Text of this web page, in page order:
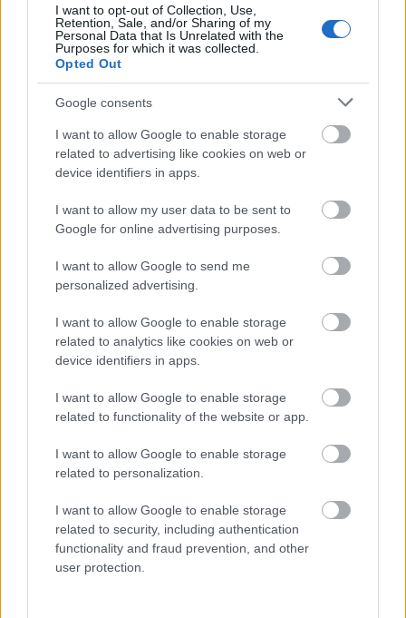
I want to opt-out of Collection, Use,
Retention, Sale, and/or Sharing of my
Personal Data that Is Unrelated with the
Purposes for which it was collected.
Opted Out
Google consents
I want to allow Google to enable storage
related to advertising like cookies on web or
device identifiers in apps.
I want to allow my user data to be sent to
Google for online advertising purposes.
I want to allow Google to send me
personalized advertising.
I want to allow Google to enable storage
related to analytics like cookies on web or
device identifiers in apps.
I want to allow Google to enable storage
related to functionality of the website or app.
I want to allow Google to enable storage
related to personalization.
I want to allow Google to enable storage
related to security, including authentication
functionality and fraud prevention, and other
user protection.
Tar Karlsson Sveriges andra
totalseger 15 år efter Kallas stora
genombrott?
2008 tog Charlotte Kalla Sveriges hittills enda totalseger i Tour
Nu; 15 år senare kan det hända igen då Frida Karlsson leder
inför slutetappen.